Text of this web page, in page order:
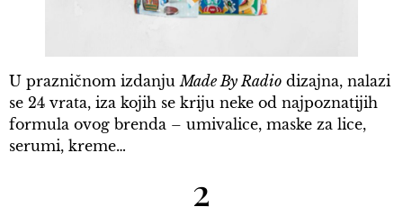
U prazničnom izdanjuMade By Radio dizajna, nalazi
se 24 vrata, iza kojih se kriju neke od najpoznatijih
formula ovog brenda – umivalice, maske za lice,
serumi, kreme…
2